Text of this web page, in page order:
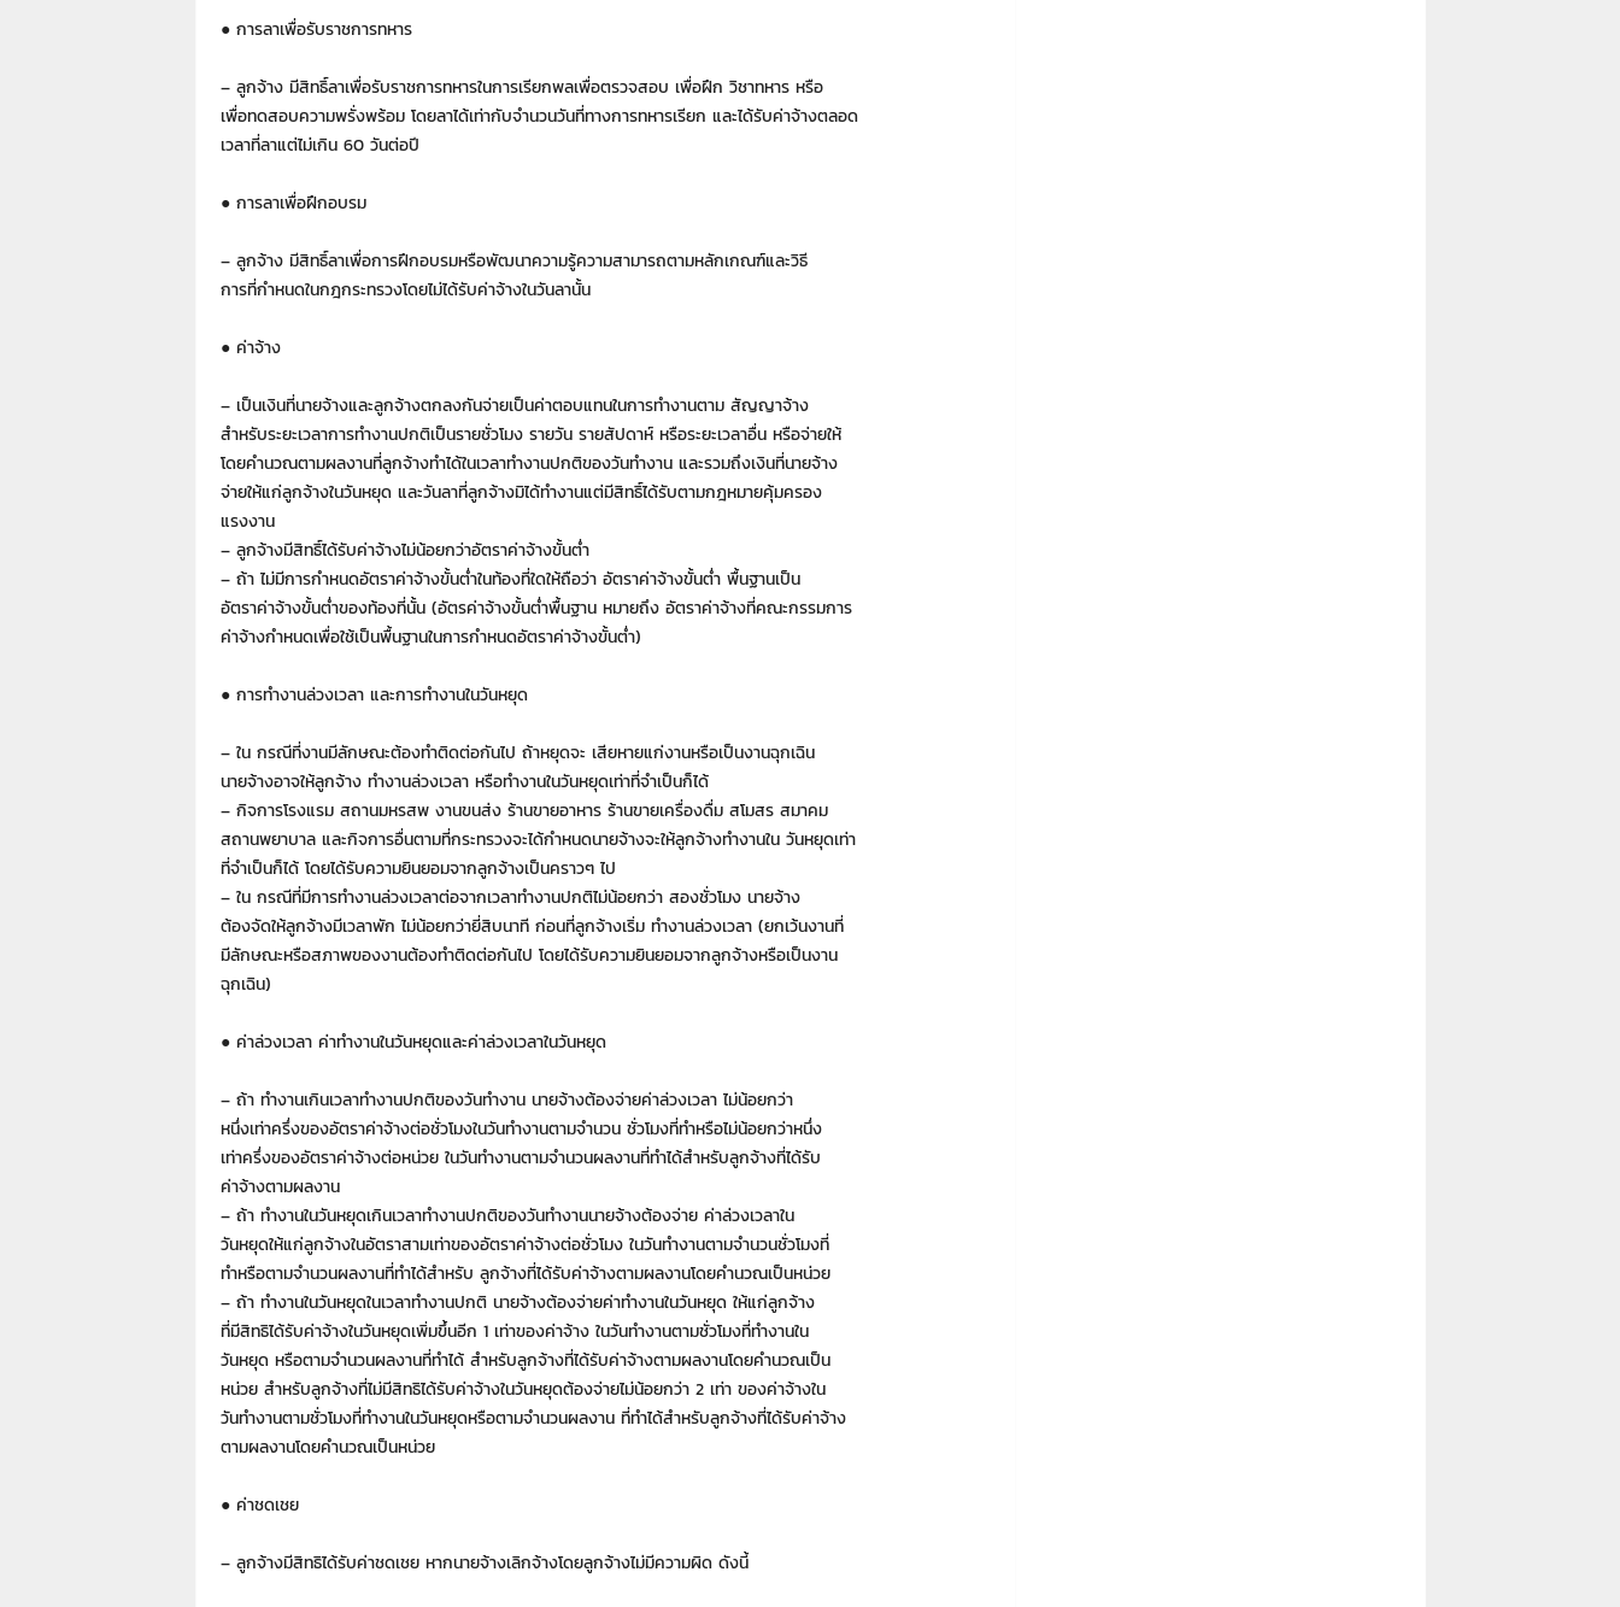
● การลาเพื่อรับราชการทหาร
– ลูกจ้าง มีสิทธิ์ลาเพื่อรับราชการทหารในการเรียกพลเพื่อตรวจสอบ เพื่อฝึก วิชาทหาร หรือ
เพื่อทดสอบความพรั่งพร้อม โดยลาได้เท่ากับจำนวนวันที่ทางการทหารเรียก และได้รับค่าจ้างตลอด
เวลาที่ลาแต่ไม่เกิน 60 วันต่อปี
● การลาเพื่อฝึกอบรม
– ลูกจ้าง มีสิทธิ์ลาเพื่อการฝึกอบรมหรือพัฒนาความรู้ความสามารถตามหลักเกณฑ์และวิธี
การที่กำหนดในกฎกระทรวงโดยไม่ได้รับค่าจ้างในวันลานั้น
● ค่าจ้าง
– เป็นเงินที่นายจ้างและลูกจ้างตกลงกันจ่ายเป็นค่าตอบแทนในการทำงานตาม สัญญาจ้าง
สำหรับระยะเวลาการทำงานปกติเป็นรายชั่วโมง รายวัน รายสัปดาห์ หรือระยะเวลาอื่น หรือจ่ายให้
โดยคำนวณตามผลงานที่ลูกจ้างทำได้ในเวลาทำงานปกติของวันทำงาน และรวมถึงเงินที่นายจ้าง
จ่ายให้แก่ลูกจ้างในวันหยุด และวันลาที่ลูกจ้างมิได้ทำงานแต่มีสิทธิ์ได้รับตามกฎหมายคุ้มครอง
แรงงาน
– ลูกจ้างมีสิทธิ์ได้รับค่าจ้างไม่น้อยกว่าอัตราค่าจ้างขั้นต่ำ
– ถ้า ไม่มีการกำหนดอัตราค่าจ้างขั้นต่ำในท้องที่ใดให้ถือว่า อัตราค่าจ้างขั้นต่ำ พื้นฐานเป็น
อัตราค่าจ้างขั้นต่ำของท้องที่นั้น (อัตรค่าจ้างขั้นต่ำพื้นฐาน หมายถึง อัตราค่าจ้างที่คณะกรรมการ
ค่าจ้างกำหนดเพื่อใช้เป็นพื้นฐานในการกำหนดอัตราค่าจ้างขั้นต่ำ)
● การทำงานล่วงเวลา และการทำงานในวันหยุด
– ใน กรณีที่งานมีลักษณะต้องทำติดต่อกันไป ถ้าหยุดจะ เสียหายแก่งานหรือเป็นงานฉุกเฉิน
นายจ้างอาจให้ลูกจ้าง ทำงานล่วงเวลา หรือทำงานในวันหยุดเท่าที่จำเป็นก็ได้
– กิจการโรงแรม สถานมหรสพ งานขนส่ง ร้านขายอาหาร ร้านขายเครื่องดื่ม สโมสร สมาคม
สถานพยาบาล และกิจการอื่นตามที่กระทรวงจะได้กำหนดนายจ้างจะให้ลูกจ้างทำงานใน วันหยุดเท่า
ที่จำเป็นก็ได้ โดยได้รับความยินยอมจากลูกจ้างเป็นคราวๆ ไป
– ใน กรณีที่มีการทำงานล่วงเวลาต่อจากเวลาทำงานปกติไม่น้อยกว่า สองชั่วโมง นายจ้าง
ต้องจัดให้ลูกจ้างมีเวลาพัก ไม่น้อยกว่ายี่สิบนาที ก่อนที่ลูกจ้างเริ่ม ทำงานล่วงเวลา (ยกเว้นงานที่
มีลักษณะหรือสภาพของงานต้องทำติดต่อกันไป โดยได้รับความยินยอมจากลูกจ้างหรือเป็นงาน
ฉุกเฉิน)
● ค่าล่วงเวลา ค่าทำงานในวันหยุดและค่าล่วงเวลาในวันหยุด
– ถ้า ทำงานเกินเวลาทำงานปกติของวันทำงาน นายจ้างต้องจ่ายค่าล่วงเวลา ไม่น้อยกว่า
หนึ่งเท่าครึ่งของอัตราค่าจ้างต่อชั่วโมงในวันทำงานตามจำนวน ชั่วโมงที่ทำหรือไม่น้อยกว่าหนึ่ง
เท่าครึ่งของอัตราค่าจ้างต่อหน่วย ในวันทำงานตามจำนวนผลงานที่ทำได้สำหรับลูกจ้างที่ได้รับ
ค่าจ้างตามผลงาน
– ถ้า ทำงานในวันหยุดเกินเวลาทำงานปกติของวันทำงานนายจ้างต้องจ่าย ค่าล่วงเวลาใน
วันหยุดให้แก่ลูกจ้างในอัตราสามเท่าของอัตราค่าจ้างต่อชั่วโมง ในวันทำงานตามจำนวนชั่วโมงที่
ทำหรือตามจำนวนผลงานที่ทำได้สำหรับ ลูกจ้างที่ได้รับค่าจ้างตามผลงานโดยคำนวณเป็นหน่วย
– ถ้า ทำงานในวันหยุดในเวลาทำงานปกติ นายจ้างต้องจ่ายค่าทำงานในวันหยุด ให้แก่ลูกจ้าง
ที่มีสิทธิได้รับค่าจ้างในวันหยุดเพิ่มขึ้นอีก 1 เท่าของค่าจ้าง ในวันทำงานตามชั่วโมงที่ทำงานใน
วันหยุด หรือตามจำนวนผลงานที่ทำได้ สำหรับลูกจ้างที่ได้รับค่าจ้างตามผลงานโดยคำนวณเป็น
หน่วย สำหรับลูกจ้างที่ไม่มีสิทธิได้รับค่าจ้างในวันหยุดต้องจ่ายไม่น้อยกว่า 2 เท่า ของค่าจ้างใน
วันทำงานตามชั่วโมงที่ทำงานในวันหยุดหรือตามจำนวนผลงาน ที่ทำได้สำหรับลูกจ้างที่ได้รับค่าจ้าง
ตามผลงานโดยคำนวณเป็นหน่วย
● ค่าชดเชย
– ลูกจ้างมีสิทธิได้รับค่าชดเชย หากนายจ้างเลิกจ้างโดยลูกจ้างไม่มีความผิด ดังนี้